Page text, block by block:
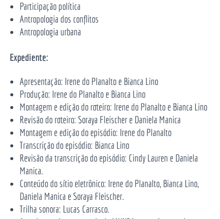
Participação política
Antropologia dos conflitos
Antropologia urbana
Expediente:
Apresentação: Irene do Planalto e Bianca Lino
Produção: Irene do Planalto e Bianca Lino
Montagem e edição do roteiro: Irene do Planalto e Bianca Lino
Revisão do roteiro: Soraya Fleischer e Daniela Manica
Montagem e edição do episódio: Irene do Planalto
Transcrição do episódio: Bianca Lino
Revisão da transcrição do episódio: Cindy Lauren e Daniela
Manica.
Conteúdo do sítio eletrônico: Irene do Planalto, Bianca Lino,
Daniela Manica e Soraya Fleischer.
Trilha sonora: Lucas Carrasco.